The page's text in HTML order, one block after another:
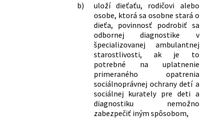
b)
uloží dieťaťu, rodičovi alebo
osobe, ktorá sa osobne stará o
dieťa, povinnosť podrobiť sa
odbornej diagnostike v
špecializovanej ambulantnej
starostlivosti, ak je to
potrebné na uplatnenie
primeraného opatrenia
sociálnoprávnej ochrany detí a
sociálnej kurately pre deti a
diagnostiku nemožno
zabezpečiť iným spôsobom,